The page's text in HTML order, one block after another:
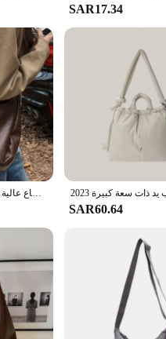
SAR17.34
حقائب النساء جلد البقر المرأة حقيبة كتف موضة فاخرة السيدات حقيبة ساع عالية الجودة حقيبة حمل الإناث
SAR60.64